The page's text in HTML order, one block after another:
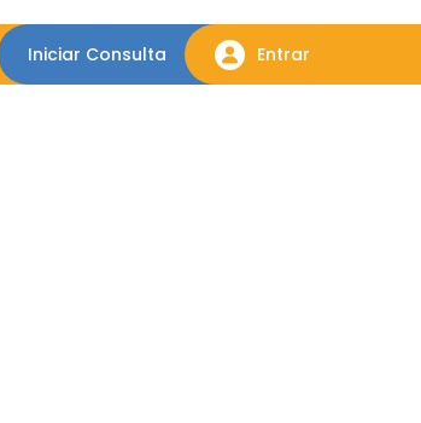
Iniciar Consulta Entrar